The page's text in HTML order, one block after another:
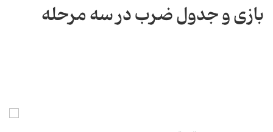
بازی و جدول ضرب در سه مرحله